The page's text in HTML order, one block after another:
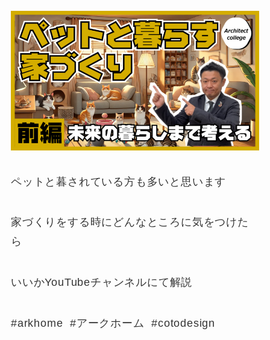
ペットと暮されている方も多いと思います
家づくりをする時にどんなところに気をつけた
ら
いいかYouTubeチャンネルにて解説
#arkhome #アークホーム #cotodesign